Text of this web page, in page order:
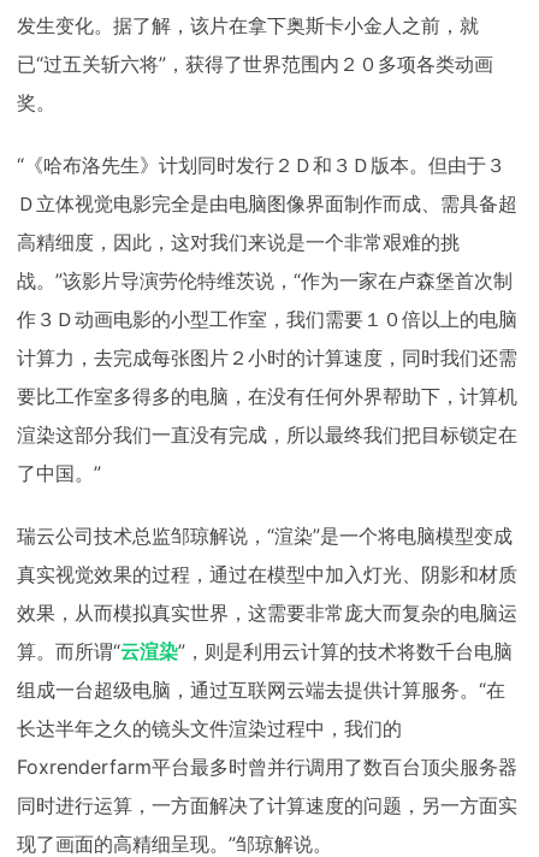
发生变化。据了解，该片在拿下奥斯卡小金人之前，就
已“过五关斩六将”，获得了世界范围内２０多项各类动画
奖。
“《哈布洛先生》计划同时发行２Ｄ和３Ｄ版本。但由于３
Ｄ立体视觉电影完全是由电脑图像界面制作而成、需具备超
高精细度，因此，这对我们来说是一个非常艰难的挑
战。”该影片导演劳伦特维茨说，“作为一家在卢森堡首次制
作３Ｄ动画电影的小型工作室，我们需要１０倍以上的电脑
计算力，去完成每张图片２小时的计算速度，同时我们还需
要比工作室多得多的电脑，在没有任何外界帮助下，计算机
渲染这部分我们一直没有完成，所以最终我们把目标锁定在
了中国。”
瑞云公司技术总监邹琼解说，“渲染”是一个将电脑模型变成
真实视觉效果的过程，通过在模型中加入灯光、阴影和材质
效果，从而模拟真实世界，这需要非常庞大而复杂的电脑运
算。而所谓“云渲染”，则是利用云计算的技术将数千台电脑
组成一台超级电脑，通过互联网云端去提供计算服务。“在
长达半年之久的镜头文件渲染过程中，我们的
Foxrenderfarm平台最多时曾并行调用了数百台顶尖服务器
同时进行运算，一方面解决了计算速度的问题，另一方面实
现了画面的高精细呈现。”邹琼解说。